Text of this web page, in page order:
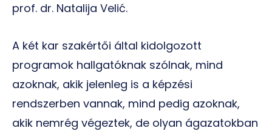
prof. dr. Natalija Velić.
A két kar szakértői által kidolgozott
programok hallgatóknak szólnak, mind
azoknak, akik jelenleg is a képzési
rendszerben vannak, mind pedig azoknak,
akik nemrég végeztek, de olyan ágazatokban